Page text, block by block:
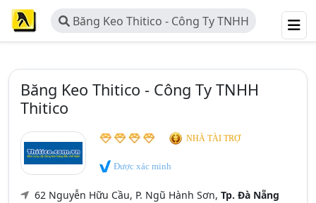
Băng Keo Thitico - Công Ty TNHH
Thitico
Băng Keo Thitico - Công Ty TNHH
Thitico
NHÀ TÀI TRỢ
Được xác minh
62 Nguyễn Hữu Cầu, P. Ngũ Hành Sơn, Tp. Đà Nẵng